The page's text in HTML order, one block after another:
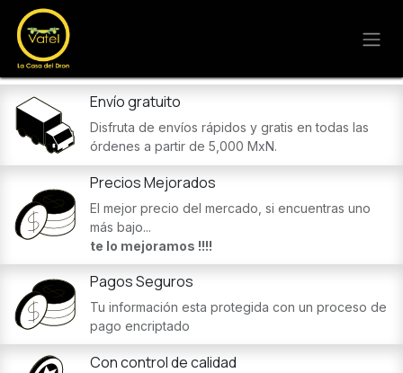
Ir al contenido
Envío gratuito
Disfruta de envíos rápidos y gratis en todas las
órdenes a partir de 5,000 MxN.
Precios Mejorados
El mejor precio del mercado, si encuentras uno
más bajo...
te lo mejoramos !!!!
Pagos Seguros
Tu información esta protegida con un proceso de
pago encriptado
Con control de calidad